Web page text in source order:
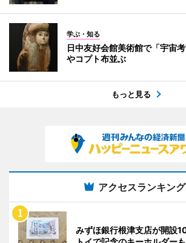
学ぶ・知る
日中友好会館美術館で「宇宙
やコプト布並ぶ
もっと見る
アクセスランキング
みずほ銀行根津支店が開設